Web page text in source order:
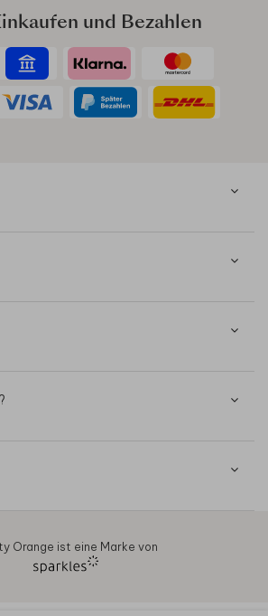
und Bezahlen
Orange ist eine Marke von